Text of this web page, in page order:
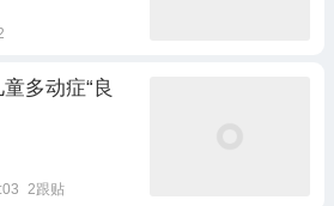
童多动症“良
2跟贴